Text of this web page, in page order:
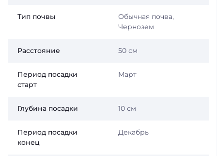
Тип почвы
Обычная почва,
Чернозем
Расстояние 50 см
Период посадки
старт
Март
Глубина посадки 10 см
Период посадки
конец
Декабрь